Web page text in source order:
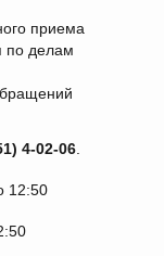
приема
по делам
4-02-06.
12:50